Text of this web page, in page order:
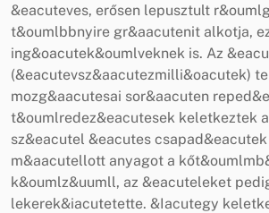
&eacuteves, erősen lepusztult
t&oumlbbnyire gr&aacutenit alkotja,
ing&oacutek&oumlveknek is. Az
(&eacutevsz&aacutezmilli&oacutek)
mozg&aacutesai sor&aacuten
t&oumlredez&eacutesek keletkeztek
sz&eacutel &eacutes
m&aacutellott anyagot a
k&oumlz&uumll, az &eacuteleket
lekerek&iacutetette. &Iacutegy